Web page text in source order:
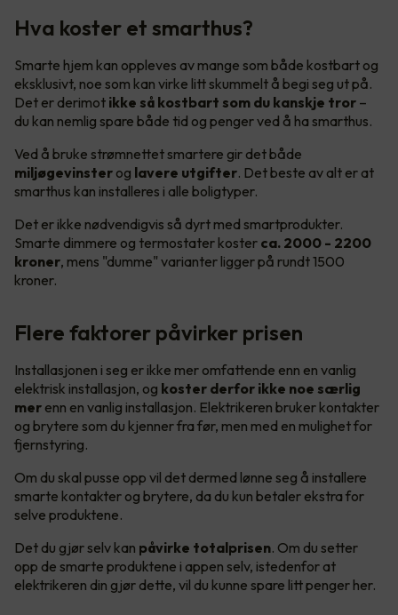
Hva koster et smarthus?
Smarte hjem kan oppleves av mange som både kostbart og
eksklusivt, noe som kan virke litt skummelt å begi seg ut på.
Det er derimot ikke så kostbart som du kanskje tror –
du kan nemlig spare både tid og penger ved å ha smarthus.
Ved å bruke strømnettet smartere gir det både
miljøgevinster og lavere utgifter. Det beste av alt er at
smarthus kan installeres i alle boligtyper.
Det er ikke nødvendigvis så dyrt med smartprodukter.
Smarte dimmere og termostater koster ca. 2000 - 2200
kroner, mens "dumme" varianter ligger på rundt 1500
kroner.
Flere faktorer påvirker prisen
Installasjonen i seg er ikke mer omfattende enn en vanlig
elektrisk installasjon, og koster derfor ikke noe særlig
mer enn en vanlig installasjon. Elektrikeren bruker kontakter
og brytere som du kjenner fra før, men med en mulighet for
fjernstyring.
Om du skal pusse opp vil det dermed lønne seg å installere
smarte kontakter og brytere, da du kun betaler ekstra for
selve produktene.
Det du gjør selv kan påvirke totalprisen. Om du setter
opp de smarte produktene i appen selv, istedenfor at
elektrikeren din gjør dette, vil du kunne spare litt penger her.